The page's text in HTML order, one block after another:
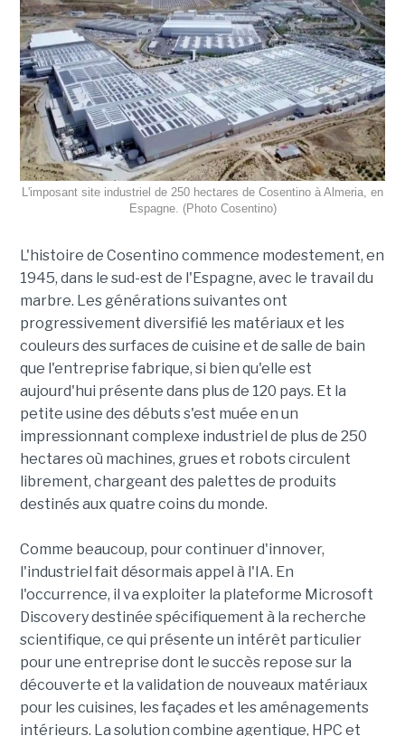
L'imposant site industriel de 250 hectares de Cosentino à Almeria, en
Espagne. (Photo Cosentino)
L'histoire de Cosentino commence modestement, en
1945, dans le sud-est de l'Espagne, avec le travail du
marbre. Les générations suivantes ont
progressivement diversifié les matériaux et les
couleurs des surfaces de cuisine et de salle de bain
que l'entreprise fabrique, si bien qu'elle est
aujourd'hui présente dans plus de 120 pays. Et la
petite usine des débuts s'est muée en un
impressionnant complexe industriel de plus de 250
hectares où machines, grues et robots circulent
librement, chargeant des palettes de produits
destinés aux quatre coins du monde.
Comme beaucoup, pour continuer d'innover,
l'industriel fait désormais appel à l'IA. En
l'occurrence, il va exploiter la plateforme Microsoft
Discovery destinée spécifiquement à la recherche
scientifique, ce qui présente un intérêt particulier
pour une entreprise dont le succès repose sur la
découverte et la validation de nouveaux matériaux
pour les cuisines, les façades et les aménagements
intérieurs. La solution combine agentique, HPC et